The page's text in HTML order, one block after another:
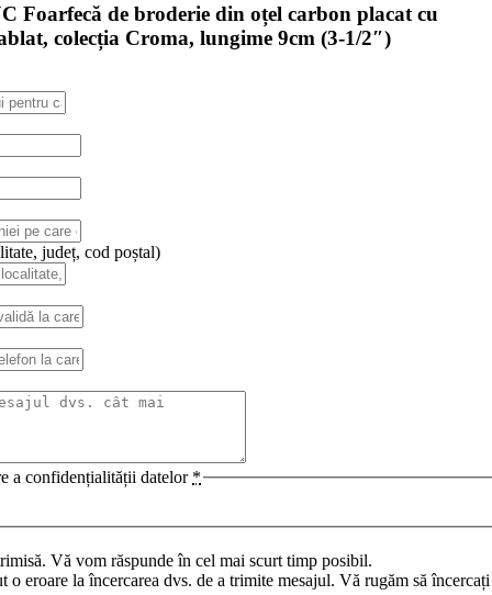
Foarfecă de broderie din oțel carbon placat cu
colecția Croma, lungime 9cm (3-1/2″)
județ, cod poștal)
a confidențialității datelor *
Vă vom răspunde în cel mai scurt timp posibil.
o eroare la încercarea dvs. de a trimite mesajul. Vă rugăm să încercați